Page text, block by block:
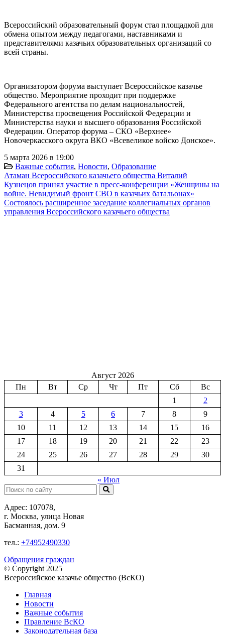
Всероссийский образовательный форум стал площадкой для
обмена опытом между педагогами, наставниками и
представителями казачьих образовательных организаций со
всей страны.
Организатором форума выступает Всероссийское казачье
общество. Мероприятие проходит при поддержке
Федерального агентства по делам национальностей,
Министерства просвещения Российской Федерации и
Министерства науки и высшего образования Российской
Федерации. Оператор форума – СКО «Верхнее»
Новочеркасского округа ВКО «Всевеликое войско Донское».
5 марта 2026 в 19:00
Важные события, Новости, Образование
Атаман Всероссийского казачьего общества Виталий
Кузнецов принял участие в пресс-конференции «Женщины на
войне. Невидимый фронт СВО в казачьих батальонах»
Состоялось расширенное заседание коллегиальных органов
управления Всероссийского казачьего общества
Август 2026
Пн
Вт Ср Чт Пт Сб
Вс
1
2
3
4 5 6 7 8
9
10
11 12 13 14 15
16
17
18 19 20 21 22
23
24
25 26 27 28 29
30
31
« Июл
Поиск:
Адрес: 107078,
г. Москва, улица Новая
Басманная, дом. 9
тел.: +74952490330
Обращения граждан
© Copyright 2025
Всероссийское казачье общество (ВсКО)
Главная
Новости
Важные события
Правление ВсКО
Законодательная база